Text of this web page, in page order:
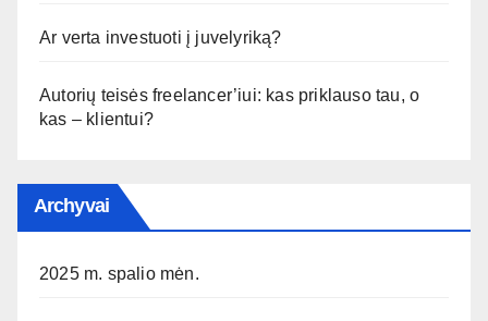
Ar verta investuoti į juvelyriką?
Autorių teisės freelancer’iui: kas priklauso tau, o
kas – klientui?
Archyvai
2025 m. spalio mėn.